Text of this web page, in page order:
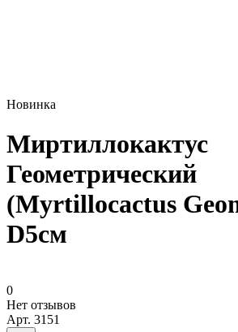
Новинка
Миртиллокактус
Геометрический
(Myrtillocactus
D5см
0
Нет отзывов
Арт. 3151